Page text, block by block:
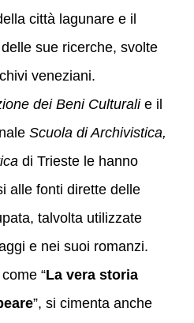
città lagunare e il
sue ricerche, svolte
veneziani.
dei Beni Culturalie il
Scuola di Archivistica,
di Trieste le hanno
alle fonti dirette delle
talvolta utilizzate
e nei suoi romanzi.
“La vera storia
”, si cimenta anche